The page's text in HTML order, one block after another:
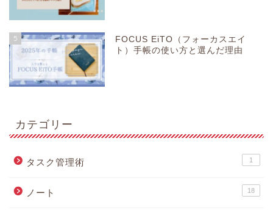
5
FOCUS EiTO（フォーカスエイ
ト）手帳の使い方と選んだ理由
カテゴリー
タスク管理術 1
ノート 18